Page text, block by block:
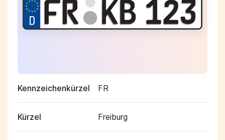
Kennzeichenkürzel FR
Kürzel Freiburg